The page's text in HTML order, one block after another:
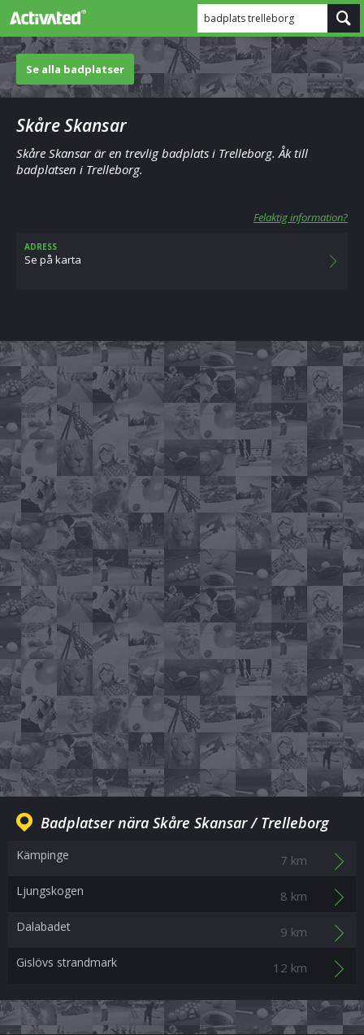
badplats trelleborg
Se alla badplatser
Skåre Skansar
Skåre Skansar är en trevlig badplats i Trelleborg. Åk till
badplatsen i Trelleborg.
Felaktig information?
ADRESS
Se på karta
Badplatser nära Skåre Skansar / Trelleborg
Kämpinge 7 km
Ljungskogen 8 km
Dalabadet 9 km
Gislövs strandmark 12 km